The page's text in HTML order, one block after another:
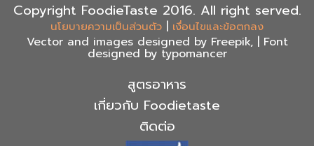
Copyright FoodieTaste 2016. All right served.
นโยบายความเป็นส่วนตัว | เงื่อนไขและข้อตกลง
Vector and images designed by Freepik, | Font
designed by typomancer
สูตรอาหาร
เกี่ยวกับ Foodietaste
ติดต่อ